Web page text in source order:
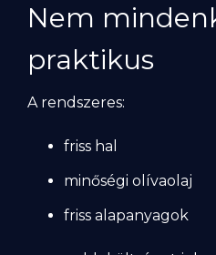
Nem
praktikus
A rendszeres:
friss hal
minőségi olívaolaj
friss alapanyagok